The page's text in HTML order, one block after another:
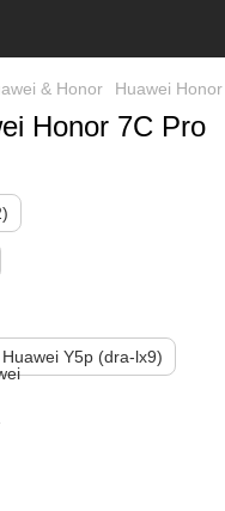
& Honor Huawei
Honor 7C Pro
Huawei Y5p (dra-lx9)